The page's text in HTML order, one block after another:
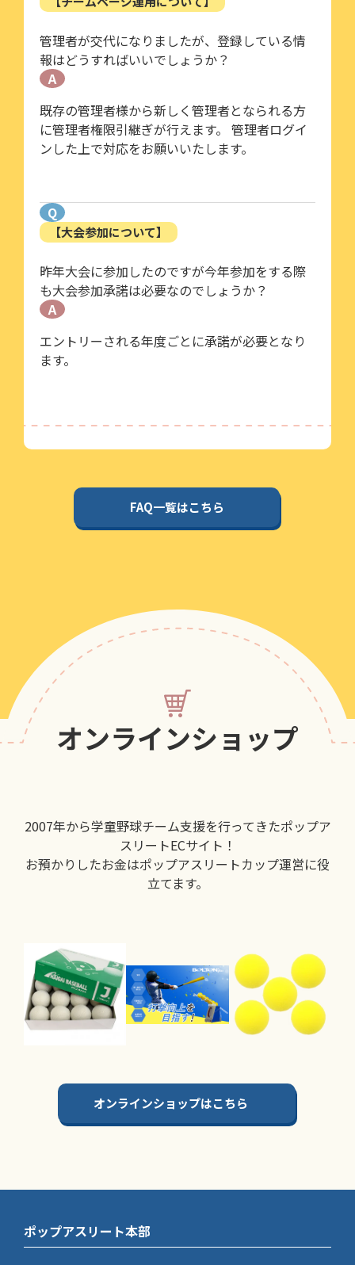
管理者が交代になりましたが、登録している情
報はどうすればいいでしょうか？
A
既存の管理者様から新しく管理者となられる方
に管理者権限引継ぎが行えます。 管理者ログイ
ンした上で対応をお願いいたします。
Q
【大会参加について】
昨年大会に参加したのですが今年参加をする際
も大会参加承諾は必要なのでしょうか？
A
エントリーされる年度ごとに承諾が必要となり
ます。
FAQ一覧はこちら
オンラインショップ
2007年から学童野球チーム支援を行ってきたポップア
スリートECサイト！
お預かりしたお金はポップアスリートカップ運営に役
立てます。
オンラインショップはこちら
ポップアスリート本部